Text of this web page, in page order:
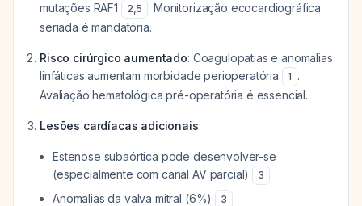
mutações RAF1
2,5 . Monitorização ecocardiográfica
seriada é mandatória.
Risco cirúrgico aumentado: Coagulopatias e anomalias
linfáticas aumentam morbidade perioperatória
1 .
Avaliação hematológica pré-operatória é essencial.
Lesões cardíacas adicionais:
Estenose subaórtica pode desenvolver-se
(especialmente com canal AV parcial)
3
Anomalias da valva mitral (6%) 3